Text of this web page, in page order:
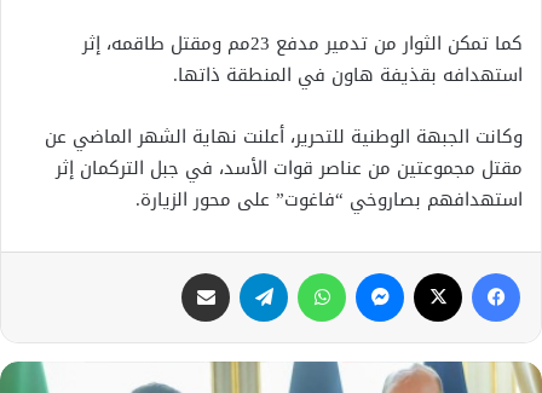
كما تمكن الثوار من تدمير مدفع 23مم ومقتل طاقمه، إثر
استهدافه بقذيفة هاون في المنطقة ذاتها.
وكانت الجبهة الوطنية للتحرير، أعلنت نهاية الشهر الماضي عن
مقتل مجموعتين من عناصر قوات الأسد، في جبل التركمان إثر
استهدافهم بصاروخي “فاغوت” على محور الزيارة.
فيسبوك ماسنجر واتساب تيلقرام